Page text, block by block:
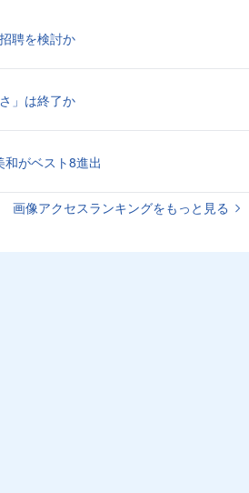
聘を検討か
」は終了か
がベスト8進出
画像アクセスランキングをもっと見る